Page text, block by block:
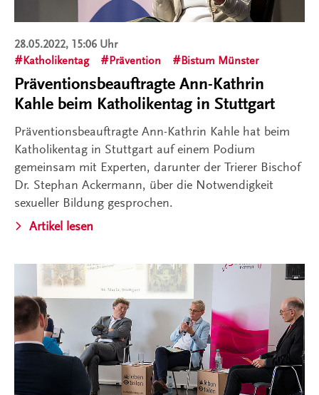
28.05.2022, 15:06 Uhr
Katholikentag
Prävention Bistum Münster
Präventionsbeauftragte Ann-Kathrin
Kahle beim Katholikentag in Stuttgart
Präventionsbeauftragte Ann-Kathrin Kahle hat beim
Katholikentag in Stuttgart auf einem Podium
gemeinsam mit Experten, darunter der Trierer Bischof
Dr. Stephan Ackermann, über die Notwendigkeit
sexueller Bildung gesprochen.
Artikel lesen